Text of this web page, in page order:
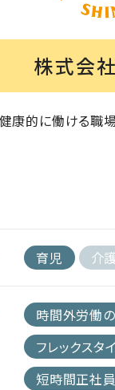
株式会
康的に働ける職場
育児 介護
時間外労働
フレックスタ
短時間正社